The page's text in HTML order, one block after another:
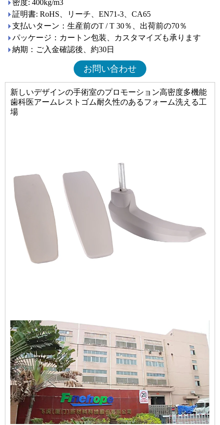
密度: 400kg/m3
証明書: RoHS、リーチ、EN71-3、CA65
支払いターン：生産前のT / T 30％、出荷前の70％
パッケージ：カートン包装、カスタマイズも承ります
納期：ご入金確認後、約30日
お問い合わせ
新しいデザインの手術室のプロモーション高密度多機能
歯科医アームレストゴム耐久性のあるフォーム洗える工
場